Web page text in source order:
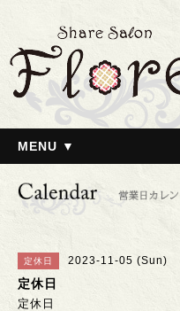
MENU ▼
定休日 2023-11-05 (Sun)
定休日
定休日